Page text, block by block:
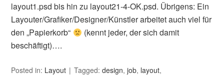
layout1.psd bis hin zu layout21-4-OK.psd. Übrigens: Ein
Layouter/Grafiker/Designer/Künstler arbeitet auch viel für
den „Papierkorb“
(kennt jeder, der sich damit
beschäftigt)….
Posted in: Layout Tagged:design,job, layout,